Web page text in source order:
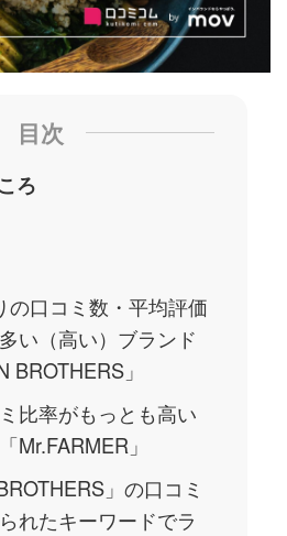
目次
ろ
の口コミ数・平均評価
い（高い）ブランド
BROTHERS」
比率がもっとも高い
Mr.FARMER」
」の口コミ
れたキーワードでラ